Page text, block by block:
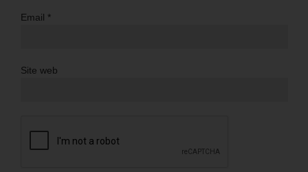
Email *
Site web